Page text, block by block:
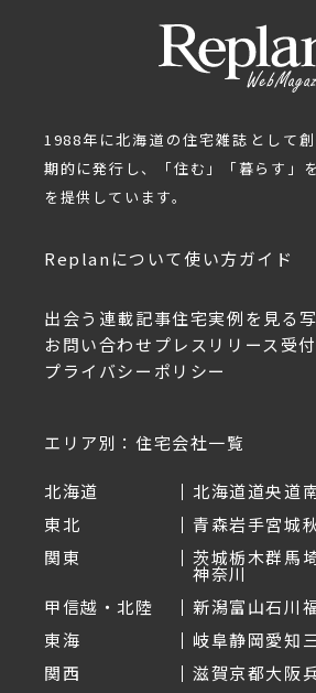
1988年に北海道の住宅雑誌として
期的に発行し、「住む」「暮らす」
を提供しています。
Replanについて使い方ガイド
出会う 連載記事住宅実例を見る
お問い合わせ プレスリリース受付
プライバシーポリシー
エリア別：住宅会社一覧
北海道 北海道道央道
東北
青森岩手宮城
関東
茨城栃木群馬
神奈川
甲信越・北陸
新潟富山石川
東海
岐阜静岡愛知
関西
滋賀京都大阪